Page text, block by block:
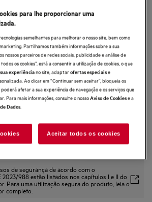
parede de 90 cm e 43
Ficha de informação do produto
remove automaticamente vapor e
cor da luz durante o dia, de forma automática.
de segurança de acordo com o
2023/988 estão listados nos capítulos I e II do
Para uma utilização segura do produto, leia o
completo.
para lhe proporcionar uma
semelhantes para melhorar o nosso site, bem como
Partilhamos também informações sobre a sua
nossos parceiros de redes sociais, publicidade e análise de
os cookies”, está a consentir a utilização de cookies, o que
experiênciano site, adaptarofertas especiaise
Ao clicar em “Continuar sem aceitar”, bloqueia os
poderá afetar a sua experiência de navegação e os serviços que
Para mais informações, consulte o nossoAviso de Cookiese a
Dados
Aceitar todos os cookies